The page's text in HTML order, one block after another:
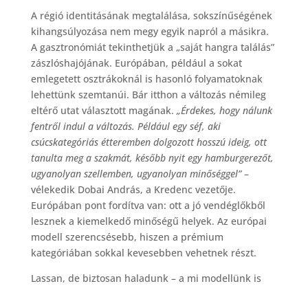
A régió identitásának megtalálása, sokszínűségének
kihangsúlyozása nem megy egyik napról a másikra.
A gasztronómiát tekinthetjük a „saját hangra találás”
zászlóshajójának. Európában, például a sokat
emlegetett osztrákoknál is hasonló folyamatoknak
lehettünk szemtanúi. Bár itthon a változás némileg
eltérő utat választott magának. „Érdekes, hogy nálunk
fentről indul a változás. Például egy séf, aki
csúcskategóriás étteremben dolgozott hosszú ideig, ott
tanulta meg a szakmát, később nyit egy hamburgerezőt,
ugyanolyan szellemben, ugyanolyan minőséggel”–
vélekedik Dobai András, a Kredenc vezetője.
Európában pont fordítva van: ott a jó vendéglőkből
lesznek a kiemelkedő minőségű helyek. Az európai
modell szerencsésebb, hiszen a prémium
kategóriában sokkal kevesebben vehetnek részt.
Lassan, de biztosan haladunk – a mi modellünk is